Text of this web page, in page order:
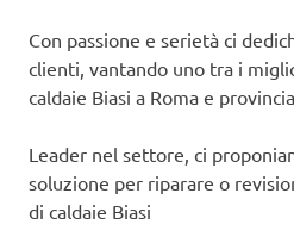
Con passione e serietà ci
clienti, vantando uno tra i
caldaie Biasi a Roma e provincia.
Leader nel settore, ci
soluzione per riparare o
di caldaie Biasi